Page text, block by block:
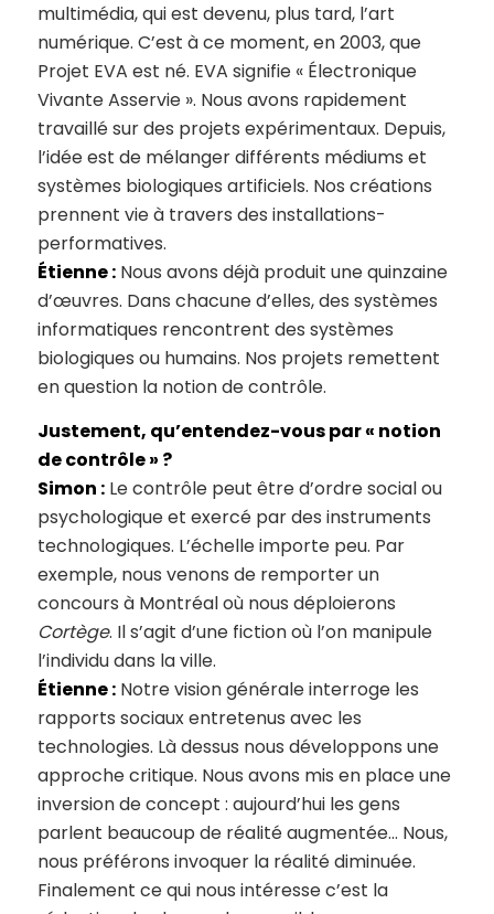
multimédia, qui est devenu, plus tard, l’art
numérique. C’est à ce moment, en 2003, que
Projet EVA est né. EVA signifie « Électronique
Vivante Asservie ». Nous avons rapidement
travaillé sur des projets expérimentaux. Depuis,
l’idée est de mélanger différents médiums et
systèmes biologiques artificiels. Nos créations
prennent vie à travers des installations-
performatives.
Étienne :Nous avons déjà produit une quinzaine
d’œuvres. Dans chacune d’elles, des systèmes
informatiques rencontrent des systèmes
biologiques ou humains. Nos projets remettent
en question la notion de contrôle.
Justement, qu’entendez-vous par « notion
de contrôle » ?
Simon :Le contrôle peut être d’ordre social ou
psychologique et exercé par des instruments
technologiques. L’échelle importe peu. Par
exemple, nous venons de remporter un
concours à Montréal où nous déploierons
Cortège. Il s’agit d’une fiction où l’on manipule
l’individu dans la ville.
Étienne :Notre vision générale interroge les
rapports sociaux entretenus avec les
technologies. Là dessus nous développons une
approche critique. Nous avons mis en place une
inversion de concept : aujourd’hui les gens
parlent beaucoup de réalité augmentée… Nous,
nous préférons invoquer la réalité diminuée.
Finalement ce qui nous intéresse c’est la